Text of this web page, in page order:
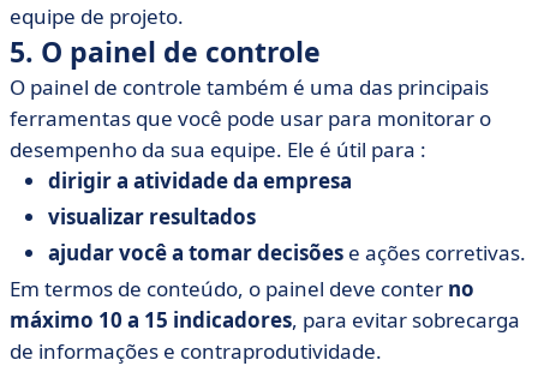
equipe de projeto.
5. O painel de controle
O painel de controle também é uma das principais
ferramentas que você pode usar para monitorar o
desempenho da sua equipe. Ele é útil para :
dirigir a atividade da empresa
visualizar resultados
ajudar você a tomar decisões e ações corretivas.
Em termos de conteúdo, o painel deve conter no
máximo 10 a 15 indicadores, para evitar sobrecarga
de informações e contraprodutividade.